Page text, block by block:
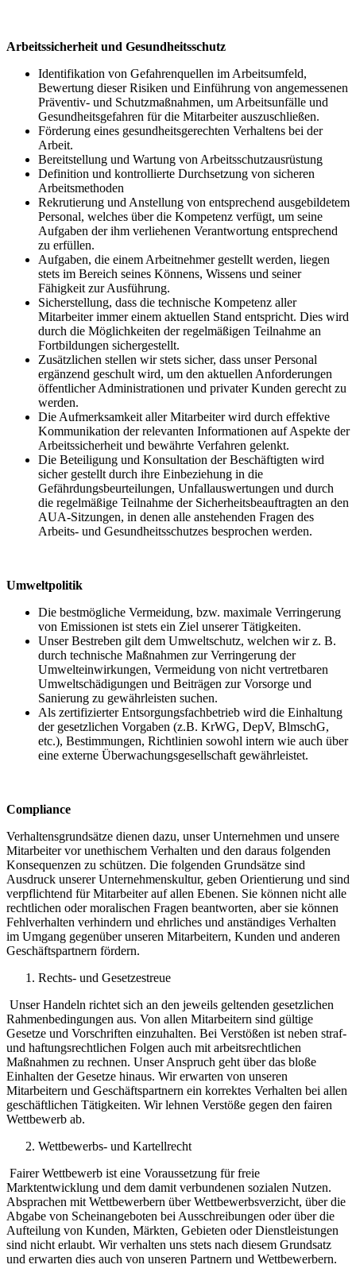
Arbeitssicherheit und Gesundheitsschutz
Identifikation von Gefahrenquellen im Arbeitsumfeld,
Bewertung dieser Risiken und Einführung von angemessenen
Präventiv- und Schutzmaßnahmen, um Arbeitsunfälle und
Gesundheitsgefahren für die Mitarbeiter auszuschließen.
Förderung eines gesundheitsgerechten Verhaltens bei der
Arbeit.
Bereitstellung und Wartung von Arbeitsschutzausrüstung
Definition und kontrollierte Durchsetzung von sicheren
Arbeitsmethoden
Rekrutierung und Anstellung von entsprechend ausgebildetem
Personal, welches über die Kompetenz verfügt, um seine
Aufgaben der ihm verliehenen Verantwortung entsprechend
zu erfüllen.
Aufgaben, die einem Arbeitnehmer gestellt werden, liegen
stets im Bereich seines Könnens, Wissens und seiner
Fähigkeit zur Ausführung.
Sicherstellung, dass die technische Kompetenz aller
Mitarbeiter immer einem aktuellen Stand entspricht. Dies wird
durch die Möglichkeiten der regelmäßigen Teilnahme an
Fortbildungen sichergestellt.
Zusätzlichen stellen wir stets sicher, dass unser Personal
ergänzend geschult wird, um den aktuellen Anforderungen
öffentlicher Administrationen und privater Kunden gerecht zu
werden.
Die Aufmerksamkeit aller Mitarbeiter wird durch effektive
Kommunikation der relevanten Informationen auf Aspekte der
Arbeitssicherheit und bewährte Verfahren gelenkt.
Die Beteiligung und Konsultation der Beschäftigten wird
sicher gestellt durch ihre Einbeziehung in die
Gefährdungsbeurteilungen, Unfallauswertungen und durch
die regelmäßige Teilnahme der Sicherheitsbeauftragten an den
AUA-Sitzungen, in denen alle anstehenden Fragen des
Arbeits- und Gesundheitsschutzes besprochen werden.
Umweltpolitik
Die bestmögliche Vermeidung, bzw. maximale Verringerung
von Emissionen ist stets ein Ziel unserer Tätigkeiten.
Unser Bestreben gilt dem Umweltschutz, welchen wir z. B.
durch technische Maßnahmen zur Verringerung der
Umwelteinwirkungen, Vermeidung von nicht vertretbaren
Umweltschädigungen und Beiträgen zur Vorsorge und
Sanierung zu gewährleisten suchen.
Als zertifizierter Entsorgungsfachbetrieb wird die Einhaltung
der gesetzlichen Vorgaben (z.B. KrWG, DepV, BlmschG,
etc.), Bestimmungen, Richtlinien sowohl intern wie auch über
eine externe Überwachungsgesellschaft gewährleistet.
Compliance
Verhaltensgrundsätze dienen dazu, unser Unternehmen und unsere
Mitarbeiter vor unethischem Verhalten und den daraus folgenden
Konsequenzen zu schützen. Die folgenden Grundsätze sind
Ausdruck unserer Unternehmenskultur, geben Orientierung und sind
verpflichtend für Mitarbeiter auf allen Ebenen. Sie können nicht alle
rechtlichen oder moralischen Fragen beantworten, aber sie können
Fehlverhalten verhindern und ehrliches und anständiges Verhalten
im Umgang gegenüber unseren Mitarbeitern, Kunden und anderen
Geschäftspartnern fördern.
Rechts- und Gesetzestreue
Unser Handeln richtet sich an den jeweils geltenden gesetzlichen
Rahmenbedingungen aus. Von allen Mitarbeitern sind gültige
Gesetze und Vorschriften einzuhalten. Bei Verstößen ist neben straf-
und haftungsrechtlichen Folgen auch mit arbeitsrechtlichen
Maßnahmen zu rechnen. Unser Anspruch geht über das bloße
Einhalten der Gesetze hinaus. Wir erwarten von unseren
Mitarbeitern und Geschäftspartnern ein korrektes Verhalten bei allen
geschäftlichen Tätigkeiten. Wir lehnen Verstöße gegen den fairen
Wettbewerb ab.
Wettbewerbs- und Kartellrecht
Fairer Wettbewerb ist eine Voraussetzung für freie
Marktentwicklung und dem damit verbundenen sozialen Nutzen.
Absprachen mit Wettbewerbern über Wettbewerbsverzicht, über die
Abgabe von Scheinangeboten bei Ausschreibungen oder über die
Aufteilung von Kunden, Märkten, Gebieten oder Dienstleistungen
sind nicht erlaubt. Wir verhalten uns stets nach diesem Grundsatz
und erwarten dies auch von unseren Partnern und Wettbewerbern.